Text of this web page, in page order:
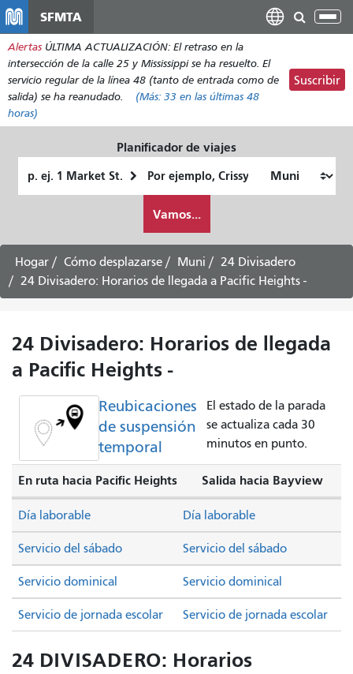
contenido
principal
SFMTA
Alertas ÚLTIMA ACTUALIZACIÓN: El retraso en la
intersección de la calle 25 y Mississippi se ha resuelto. El
servicio regular de la línea 48 (tanto de entrada como de
salida) se ha reanudado.
(Más: 33 en las últimas 48
horas)
Suscribir
Planificador de viajes
de
quiero
viajar
Vamos...
Hogar Cómo desplazarse Muni
24 Divisadero
24 Divisadero: Horarios de llegada a Pacific Heights -
24 Divisadero: Horarios de llegada
a Pacific Heights -
Reubicaciones
de suspensión
temporal
El estado de la parada
se actualiza cada 30
minutos en punto.
En ruta hacia Pacific Heights Salida hacia Bayview
Servicio del sábado Servicio del sábado
Servicio dominical Servicio dominical
Día laborable Día laborable
Servicio de jornada escolar Servicio de jornada escolar
24 DIVISADERO: Horarios